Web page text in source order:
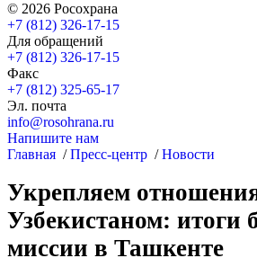
© 2026 Росохрана
+7 (812) 326-17-15
Для обращений
+7 (812) 326-17-15
Факс
+7 (812) 325-65-17
Эл. почта
info@rosohrana.ru
Напишите нам
Главная / Пресс-центр / Новости
Укрепляем
Узбекистаном: итоги
миссии в Ташкенте